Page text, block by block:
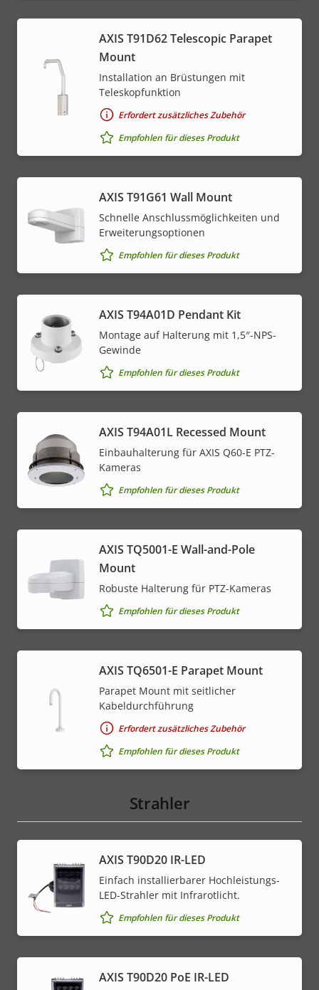
AXIS T91D62 Telescopic Parapet
Mount
Installation an Brüstungen mit
Teleskopfunktion
Erfordert zusätzliches Zubehör
Empfohlen für dieses Produkt
AXIS T91G61 Wall Mount
Schnelle Anschlussmöglichkeiten und
Erweiterungsoptionen
Empfohlen für dieses Produkt
AXIS T94A01D Pendant Kit
Montage auf Halterung mit 1,5″-NPS-
Gewinde
Empfohlen für dieses Produkt
AXIS T94A01L Recessed Mount
Einbauhalterung für AXIS Q60-E PTZ-
Kameras
Empfohlen für dieses Produkt
AXIS TQ5001-E Wall-and-Pole
Mount
Robuste Halterung für PTZ-Kameras
Empfohlen für dieses Produkt
AXIS TQ6501-E Parapet Mount
Parapet Mount mit seitlicher
Kabeldurchführung
Erfordert zusätzliches Zubehör
Empfohlen für dieses Produkt
Strahler
AXIS T90D20 IR-LED
Einfach installierbarer Hochleistungs-
LED-Strahler mit Infrarotlicht.
Empfohlen für dieses Produkt
AXIS T90D20 PoE IR-LED